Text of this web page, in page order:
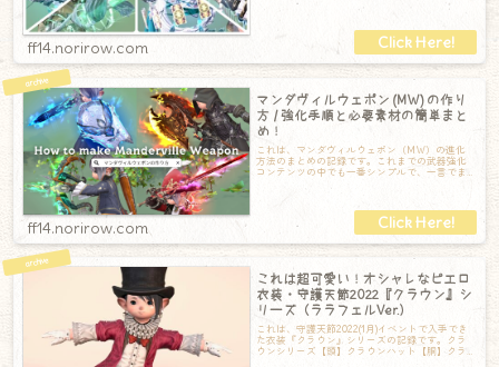
ff14.norirow.com
マンダヴィルウェポン (MW) の作り
方 / 強化手順と必要素材の簡単まと
め！
これは、マンダヴィルウェポン（MW）の進化
方法のまとめの記録です。これまでの武器強化
コンテンツの中でも一番シンプルで、一言でま
ff14.norirow.com
これは超可愛い！オシャレなピエロ
衣装・守護天節2022『クラウン』シ
リーズ（ララフェルVer.）
これは、守護天節2022(1月)イベントで入手でき
た衣装『クラウン』シリーズの記録です。クラ
ウンシリーズ【頭】クラウンハット【胴】クラ